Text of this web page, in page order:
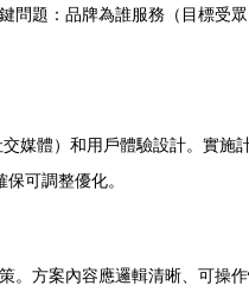
題：品牌為誰服務（目標
媒體）和用戶體驗設計。實
可調整優化。
方案內容應邏輯清晰、可